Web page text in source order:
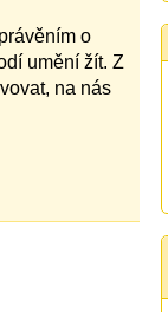
o
umění žít. Z
na nás